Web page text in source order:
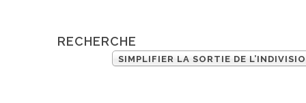
RECHERCHE
SIMPLIFIER LA SORTIE DE